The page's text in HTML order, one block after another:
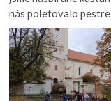
nás poletovalo